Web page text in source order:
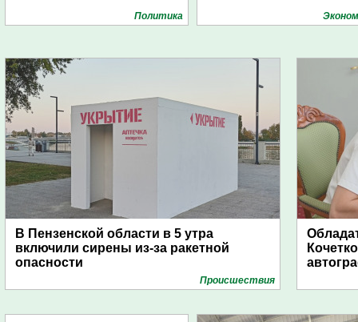
Политика
В Пензенской области в 5 утра
включили сирены из-за ракетной
опасности
Проиcшествия